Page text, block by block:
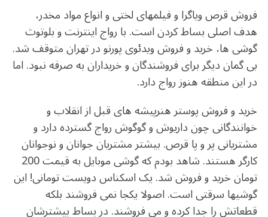
فروش قرص ویاگرا و فیلم­های لختی و انواع مواد مخدر،
هدف اصلی بساط کردن است. با رواج اینترنت و بلوتوث
گوشی­ ها، خرید و فروش ویدئوی پورنو در تهران متوقف شد.
بی گمان دیگر برای فروشندگان و خریداران به صرفه نبود. اما
در این منطقه هنوز رواج دارد.
خرید و فروش پوستر هنرپیشه­ های قبل از انقلاب و
خوانندگانی چون داریوش و گوگوش رواج گسترده دارد و
مشتریانی پر و پا قرص. بیشتر مشتریان جوانان و نوجوانان
کارگر هستند. شاهد بودم که گوشی موبایل به قیمت 200
تومان خرید و فروش شد. یک اسکناس دویست تومانی! این
گوشی­ها سرقتی است. اصولا یکجا نمی­ فروشند بلکه
قطعاتش را جدا کرده و می­ فروشند. در بساط بیشترشان